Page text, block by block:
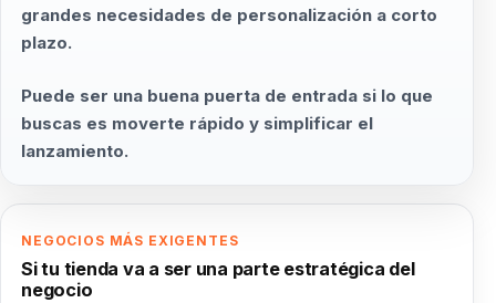
grandes necesidades de personalización a corto
plazo.
Puede ser una buena puerta de entrada si lo que
buscas es moverte rápido y simplificar el
lanzamiento.
NEGOCIOS MÁS EXIGENTES
Si tu tienda va a ser una parte estratégica del
negocio